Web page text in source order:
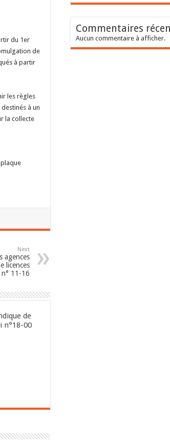
du 1er
de
à partir
les règles
à un
la collecte
Next
agences
licences
11-16
de
00
Commentaires
Aucun commentaire à afficher.